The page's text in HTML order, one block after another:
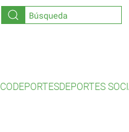
DEPORTESDEPORTES